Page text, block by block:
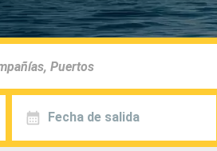
Fecha de salida